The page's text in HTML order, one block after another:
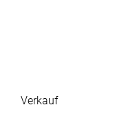
Verkauf